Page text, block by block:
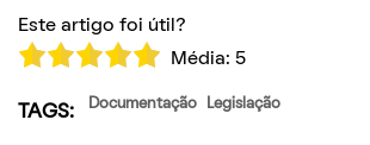
Este artigo foi útil?
Média: 5
TAGS: Documentação Legislação